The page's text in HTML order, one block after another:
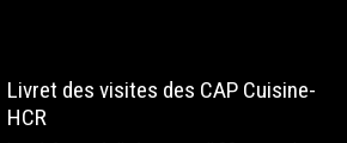
Livret des visites des CAP Cuisine-
HCR